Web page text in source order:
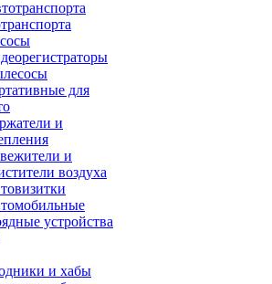
для
и
и
воздуха
устройства